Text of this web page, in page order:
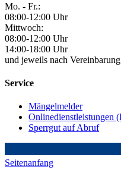
Mo. - Fr.:
08:00-12:00 Uhr
Mittwoch:
08:00-12:00 Uhr
14:00-18:00 Uhr
und jeweils nach Vereinbarung
Service
Mängelmelder
Onlinedienstleistungen
Sperrgut auf Abruf
Seitenanfang